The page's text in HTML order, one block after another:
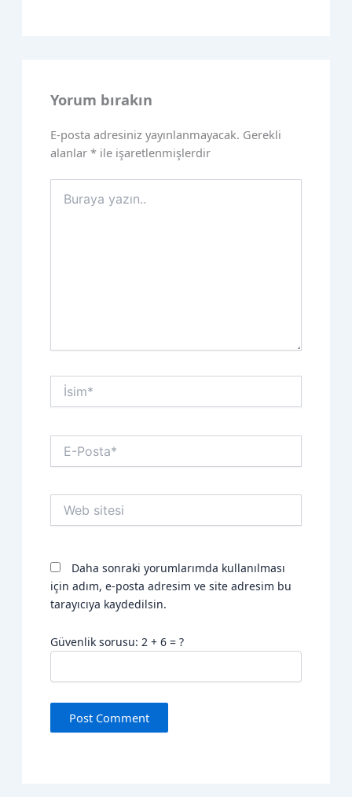
Yorum bırakın
E-posta adresiniz yayınlanmayacak. Gerekli
alanlar* ile işaretlenmişlerdir
yazın..
İsim*
Posta*
sitesi
Daha sonraki yorumlarımda kullanılması
için adım, e-posta adresim ve site adresim bu
tarayıcıya kaydedilsin.
Güvenlik sorusu: 2 + 6 = ?